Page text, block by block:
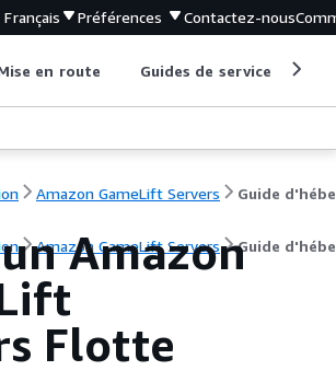
Français Préférences Contactez-nous
en route Guides de service
Amazon GameLift Servers
Amazon GameLift Servers Guide
Amazon
Flotte